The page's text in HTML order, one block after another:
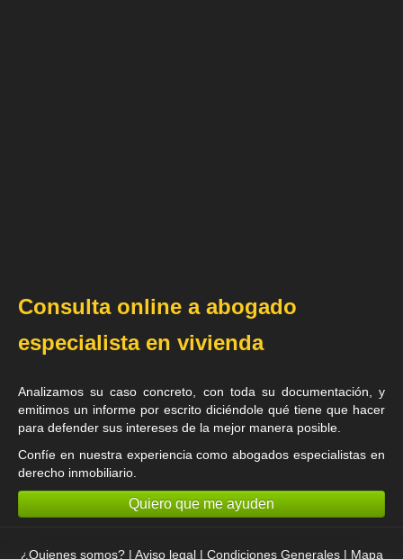
Consulta online a abogado
especialista en vivienda
Analizamos su caso concreto, con toda su documentación, y
emitimos un informe por escrito diciéndole qué tiene que hacer
para defender sus intereses de la mejor manera posible.
Confíe en nuestra experiencia comoabogados especialistas en
derecho inmobiliario
Quiero que me ayuden
¿Quienes somos?| Aviso legal| Condiciones Generales| Mapa